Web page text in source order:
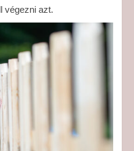
végezni azt.